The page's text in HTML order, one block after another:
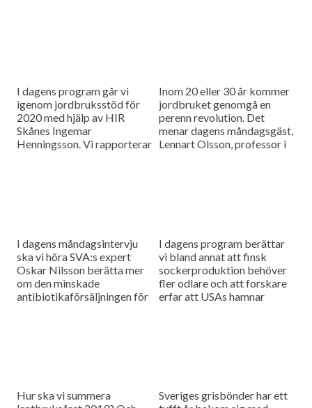
I dagens program går vi
igenom jordbruksstöd för
2020 med hjälp av HIR
Skånes Ingemar
Henningsson. Vi rapporterar
Inom 20 eller 30 år kommer
jordbruket genomgå en
perenn revolution. Det
menar dagens måndagsgäst,
Lennart Olsson, professor i
I dagens måndagsintervju
ska vi höra SVA:s expert
Oskar Nilsson berätta mer
om den minskade
antibiotikaförsäljningen för
I dagens program berättar
vi bland annat att finsk
sockerproduktion behöver
fler odlare och att forskare
erfar att USAs hamnar
Hur ska vi summera
Sveriges grisbönder har ett